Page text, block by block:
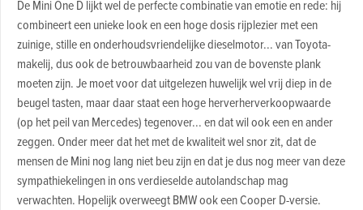
De Mini One D lijkt wel de perfecte combinatie van emotie en rede: hij
combineert een unieke look en een hoge dosis rijplezier met een
zuinige, stille en onderhoudsvriendelijke dieselmotor... van Toyota-
makelij, dus ook de betrouwbaarheid zou van de bovenste plank
moeten zijn. Je moet voor dat uitgelezen huwelijk wel vrij diep in de
beugel tasten, maar daar staat een hoge herverherverkoopwaarde
(op het peil van Mercedes) tegenover... en dat wil ook een en ander
zeggen. Onder meer dat het met de kwaliteit wel snor zit, dat de
mensen de Mini nog lang niet beu zijn en dat je dus nog meer van deze
sympathiekelingen in ons verdieselde autolandschap mag
verwachten. Hopelijk overweegt BMW ook een Cooper D-versie.